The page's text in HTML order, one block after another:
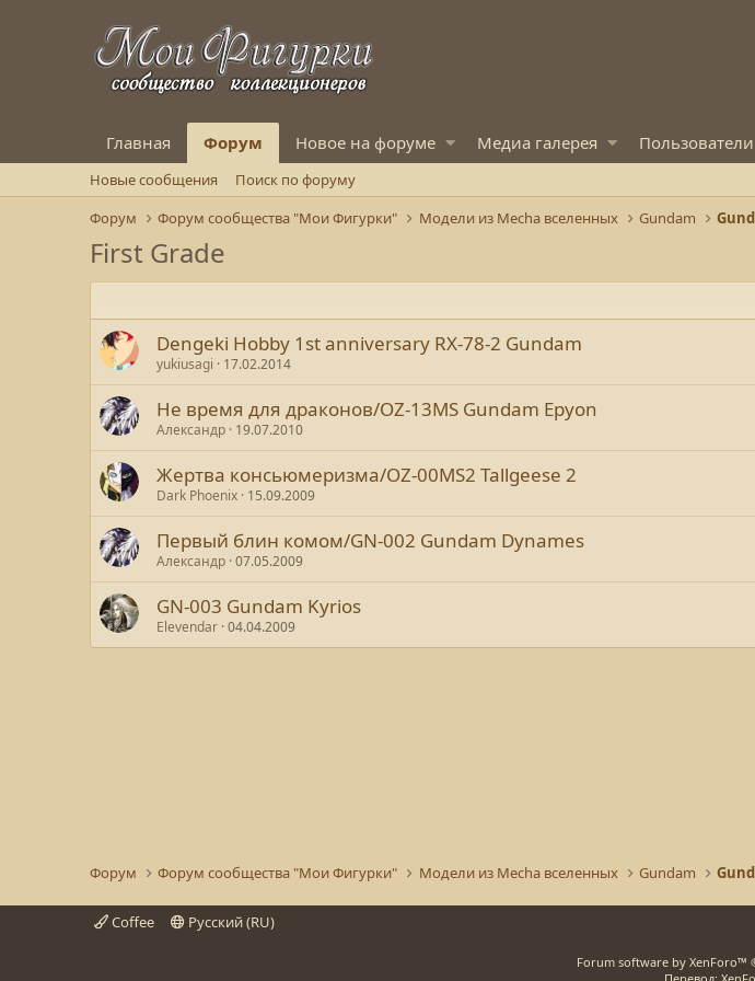
Главная Форум Новое на форуме Медиа галерея Пользователи
Новые сообщения
Поиск по форуму
Форум
Форум сообщества "Мои Фигурки" Модели из Mecha вселенных Gundam
First Grade
Dengeki Hobby 1st anniversary RX-78-2 Gundam
yukiusagi 17.02.2014
Не время для драконов/OZ-13MS Gundam Epyon
Александр 19.07.2010
Жертва консьюмеризма/OZ-00MS2 Tallgeese 2
Dark Phoenix 15.09.2009
Первый блин комом/GN-002 Gundam Dynames
Александр 07.05.2009
GN-003 Gundam Kyrios
Elevendar 04.04.2009
Форум Форум сообщества "Мои Фигурки" Модели из Mecha вселенных Gundam
Coffee Русский (RU)
Forum software by XenForo™